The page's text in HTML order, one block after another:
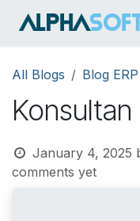
All Blogs Blog ERP
January 4, 2025
comments yet